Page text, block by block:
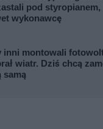
pod styropianem,
wykonawcę
inni montowali
wiatr. Dziś chcą
samą